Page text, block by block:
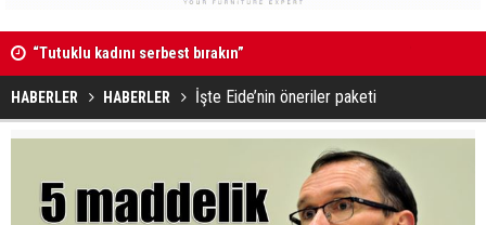
“Tutuklu kadını serbest bırakın”
HABERLER HABERLER İşte Eide’nin öneriler paketi